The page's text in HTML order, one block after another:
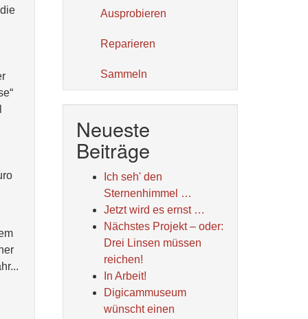
Ausprobieren
Reparieren
Sammeln
Neueste
Beiträge
Ich seh' den
Sternenhimmel …
Jetzt wird es ernst …
Nächstes Projekt – oder:
Drei Linsen müssen
reichen!
In Arbeit!
Digicammuseum
wünscht einen